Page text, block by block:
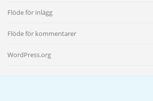
Flöde för inlägg
Flöde för kommentarer
WordPress.org